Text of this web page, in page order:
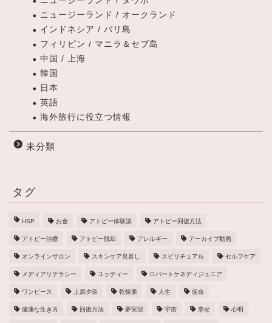
ニュージーランド / オークランド
インドネシア / バリ島
フィリピン / マニラ＆セブ島
中国 / 上海
韓国
日本
英語
海外旅行に役立つ情報
未分類
タグ
HSP お金 アトピー体験談 アトピー回復方法
アトピー治療 アトピー脱却 アレルギー アーカイブ動画
オンラインサロン スキンケア見直し スピリチュアル セルフケア
メディアリテラシー ユッティー ロバートケネディジュニア
ワンピース 上原夕奈 乾燥肌 人生 使命
健康な生き方 回復方法 夢実現 宇宙 幸せ 心明